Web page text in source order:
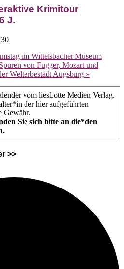
Krimitour
J.
im Wittelsbacher Museum
von Fugger, Mozart und
Welterbestadt Augsburg »
vom liesLotte Medien Verlag.
der hier aufgeführten
Gewähr.
Sie sich bitte an die*den
>>